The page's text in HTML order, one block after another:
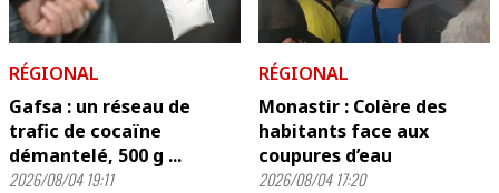
RÉGIONAL
Gafsa : un réseau de
trafic de cocaïne
démantelé, 500 g ...
2026/08/04 19:11
RÉGIONAL
Monastir : Colère des
habitants face aux
coupures d’eau
2026/08/04 17:20